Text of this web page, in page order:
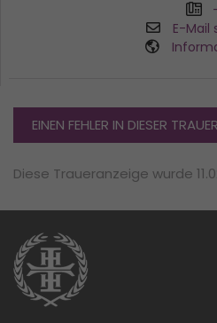
E-Mail
EINEN FEHLER IN DIESER
Diese Traueranzeige wurde